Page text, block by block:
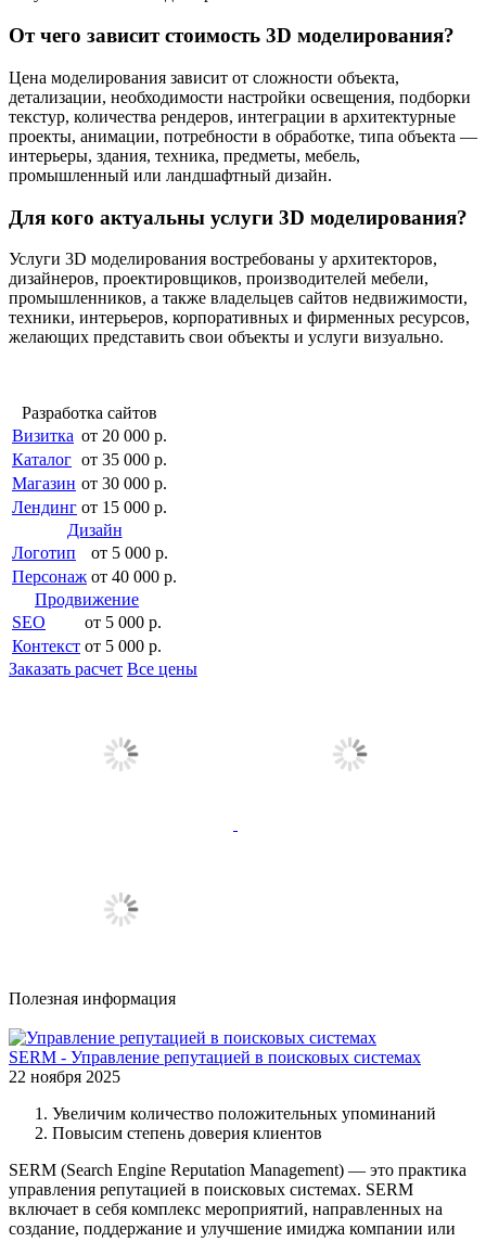
От чего зависит стоимость 3D моделирования?
Цена моделирования зависит от сложности объекта,
детализации, необходимости настройки освещения, подборки
текстур, количества рендеров, интеграции в архитектурные
проекты, анимации, потребности в обработке, типа объекта —
интерьеры, здания, техника, предметы, мебель,
промышленный или ландшафтный дизайн.
Для кого актуальны услуги 3D моделирования?
Услуги 3D моделирования востребованы у архитекторов,
дизайнеров, проектировщиков, производителей мебели,
промышленников, а также владельцев сайтов недвижимости,
техники, интерьеров, корпоративных и фирменных ресурсов,
желающих представить свои объекты и услуги визуально.
Разработка сайтов
Визитка от 20 000 р.
Каталог от 35 000 р.
Магазин от 30 000 р.
Лендинг от 15 000 р.
Дизайн
Логотип
от 5 000 р.
Персонаж от 40 000 р.
Продвижение
SEO
от 5 000 р.
Контекст от 5 000 р.
Заказать расчет Все цены
Полезная информация
SERM - Управление репутацией в поисковых системах
22 ноября 2025
Увеличим количество положительных упоминаний
Повысим степень доверия клиентов
SERM (Search Engine Reputation Management) — это практика
управления репутацией в поисковых системах. SERM
включает в себя комплекс мероприятий, направленных на
создание, поддержание и улучшение имиджа компании или